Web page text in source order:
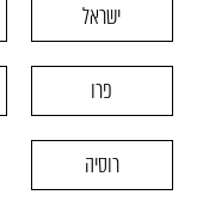
ישראל
פרו
רוסיה